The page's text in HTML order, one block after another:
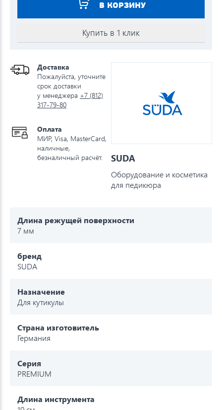
В КОРЗИНУ
Купить в 1 клик
Доставка
Пожалуйста, уточните
срок доставки
у менеджера +7 (812)
317-79-80
Оплата
МИР, Visa, MasterCard,
наличные,
безналичный расчёт.
SUDA
Оборудование и косметика
для педикюра
Длина режущей поверхности
7 мм
бренд
SUDA
Назначение
Для кутикулы
Страна изготовитель
Германия
Серия
PREMIUM
Длина инструмента